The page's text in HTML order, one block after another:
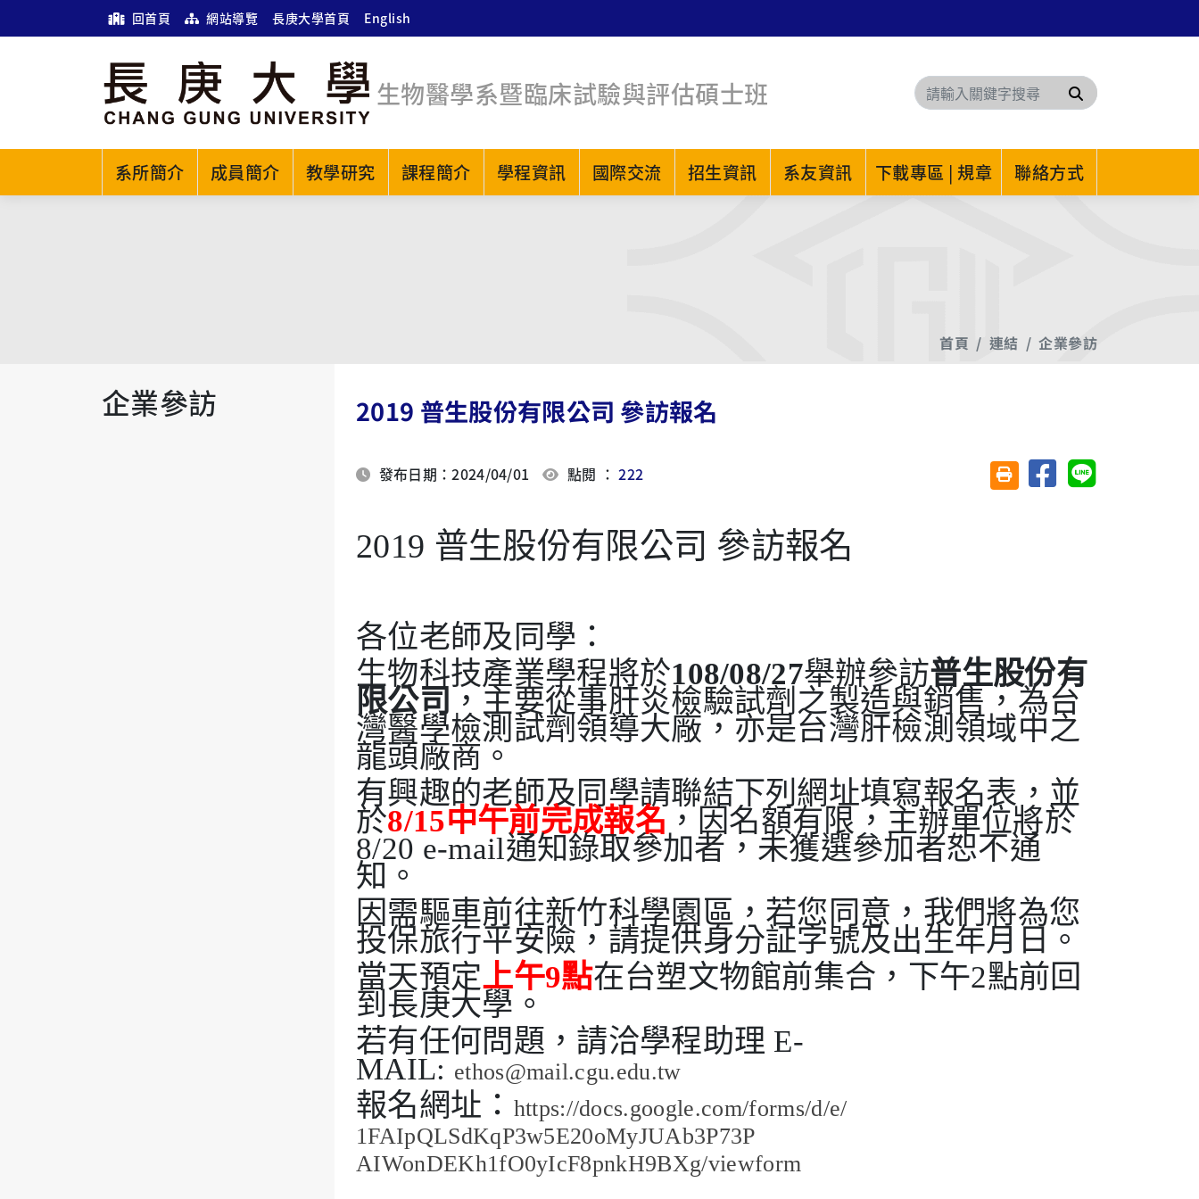
回首頁 網站導覽 長庚大學首頁 English
生物醫學系暨臨床試驗與評估碩士班 搜尋
系所簡介 成員簡介 教學研究 課程簡介 學程資訊 國際交流 招生資訊 系友資訊 下載專區 | 規章 聯絡方式
首頁 連結 企業參訪
企業參訪 2019 普生股份有限公司 參訪報名
發布日期：2024/04/01 點閱 ：222 友善列印(另開視窗)
分享至臉書分享至 Line
2019 普生股份有限公司 參訪報名
各位老師及同學：
生物科技產業學程將於108/08/27舉辦參訪普生股份有
限公司 ，主要從事肝炎檢驗試劑之製造與銷售， 為台
灣醫學檢測試劑領導大廠，亦是台灣肝檢測領域中之
龍頭廠商。
有興趣的老師及同學請聯結下列網址填寫報名表，並
於8/15中午前完成報名 ，因名額有限，主辦單位將於
8/20 e-mail通知錄取參加者，未獲選參加者恕不通
知。
因需驅車前往新竹科學園區，若您同意， 我們將為您
投保旅行平安險，請提供身分証字號及出生年月日。
當天預定上午9點在台塑文物館前集合，下午2點前回
到長庚大學。
若有任何問題，請洽學程助理 E-
MAIL: ethos@mail.cgu.edu.tw
報名網址： https://docs.google.com/forms/d/e/
1FAIpQLSdKqP3w5E20oMyJUAb3P73P
AIWonDEKh1fO0yIcF8pnkH9BXg/viewform